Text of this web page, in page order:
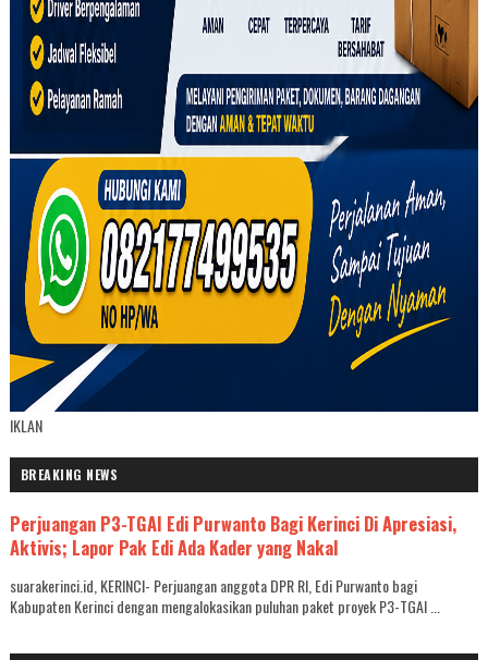
IKLAN
BREAKING NEWS
Perjuangan P3-TGAI Edi Purwanto Bagi Kerinci Di Apresiasi,
Aktivis; Lapor Pak Edi Ada Kader yang Nakal
suarakerinci.id, KERINCI- Perjuangan anggota DPR RI, Edi Purwanto bagi
Kabupaten Kerinci dengan mengalokasikan puluhan paket proyek P3-TGAI ...